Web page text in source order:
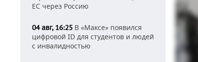
ЕС через Россию
04 авг, 16:25 В «Максе» появился
цифровой ID для студентов и людей
с инвалидностью